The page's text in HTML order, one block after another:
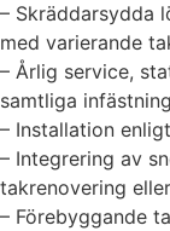
– Skräddarsydda
med varierande
– Årlig service,
samtliga
– Installation
– Integrering av
takrenovering
– Förebyggande